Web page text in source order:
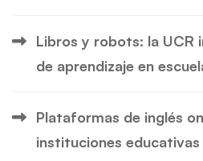
Libros y robots: la UCR
de aprendizaje en
Plataformas de inglés
instituciones educativas